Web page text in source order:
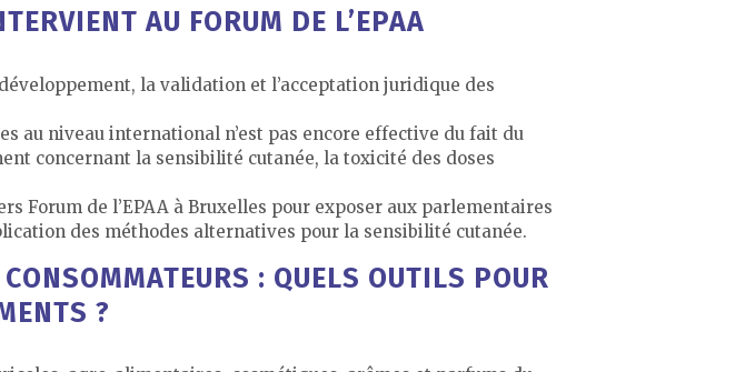
AU FORUM DE L’EPAA
la validation et l’acceptation juridique des
au niveau international n’est pas encore effective du fait du
concernant la sensibilité cutanée, la toxicité des doses
Forum de l’EPAA à Bruxelles pour exposer aux parlementaires
des méthodes alternatives pour la sensibilité cutanée.
: QUELS OUTILS POUR
?